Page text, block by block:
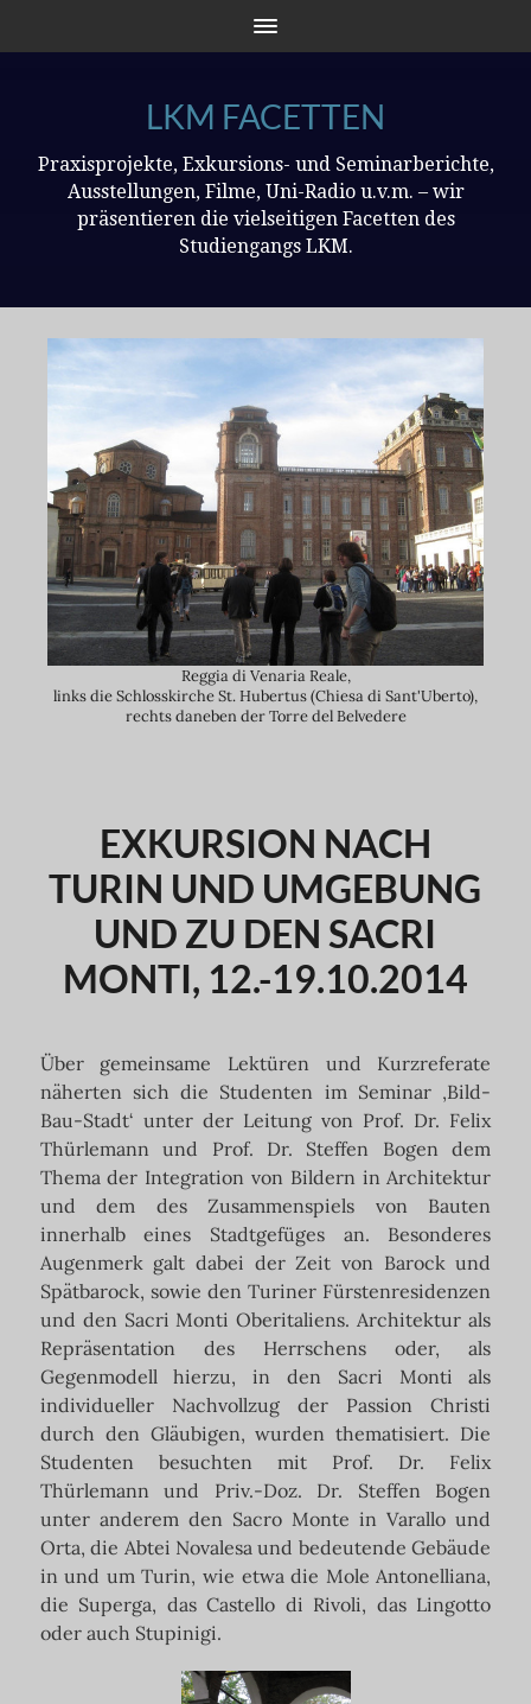
LKM FACETTEN
Praxisprojekte, Exkursions- und Seminarberichte,
Ausstellungen, Filme, Uni-Radio u.v.m. – wir
präsentieren die vielseitigen Facetten des
Studiengangs LKM.
Reggia di Venaria Reale,
links die Schlosskirche St. Hubertus (Chiesa di Sant'Uberto),
rechts daneben der Torre del Belvedere
EXKURSION NACH
TURIN UND UMGEBUNG
UND ZU DEN SACRI
MONTI, 12.-19.10.2014
Über gemeinsame Lektüren und Kurzreferate
näherten sich die Studenten im Seminar ‚Bild-
Bau-Stadt‘ unter der Leitung von Prof. Dr. Felix
Thürlemann und Prof. Dr. Steffen Bogen dem
Thema der Integration von Bildern in Architektur
und dem des Zusammenspiels von Bauten
innerhalb eines Stadtgefüges an. Besonderes
Augenmerk galt dabei der Zeit von Barock und
Spätbarock, sowie den Turiner Fürstenresidenzen
und den Sacri Monti Oberitaliens. Architektur als
Repräsentation des Herrschens oder, als
Gegenmodell hierzu, in den Sacri Monti als
individueller Nachvollzug der Passion Christi
durch den Gläubigen, wurden thematisiert. Die
Studenten besuchten mit Prof. Dr. Felix
Thürlemann und Priv.-Doz. Dr. Steffen Bogen
unter anderem den Sacro Monte in Varallo und
Orta, die Abtei Novalesa und bedeutende Gebäude
in und um Turin, wie etwa die Mole Antonelliana,
die Superga, das Castello di Rivoli, das Lingotto
oder auch Stupinigi.